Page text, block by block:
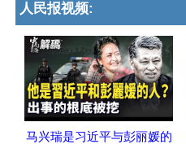
人民报视频:
马兴瑞是习近平与彭丽媛的